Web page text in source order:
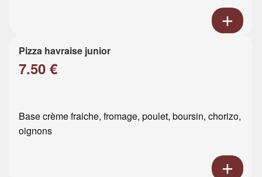
Pizza havraise junior
7.50 €
Base crème fraiche, fromage, poulet, boursin, chorizo,
oignons